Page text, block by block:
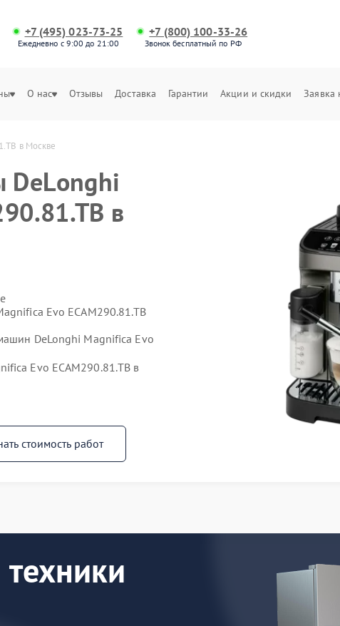
+7 (495) 023-73-25
Ежедневно с 9:00 до 21:00
+7 (800) 100-33-26
Звонок бесплатный по РФ
О нас Отзывы Доставка Гарантии Акции и скидки Заявка
в Москве
в
Evo ECAM290.81.TB
DeLonghi Magnifica Evo
Evo ECAM290.81.TB в
стоимость работ